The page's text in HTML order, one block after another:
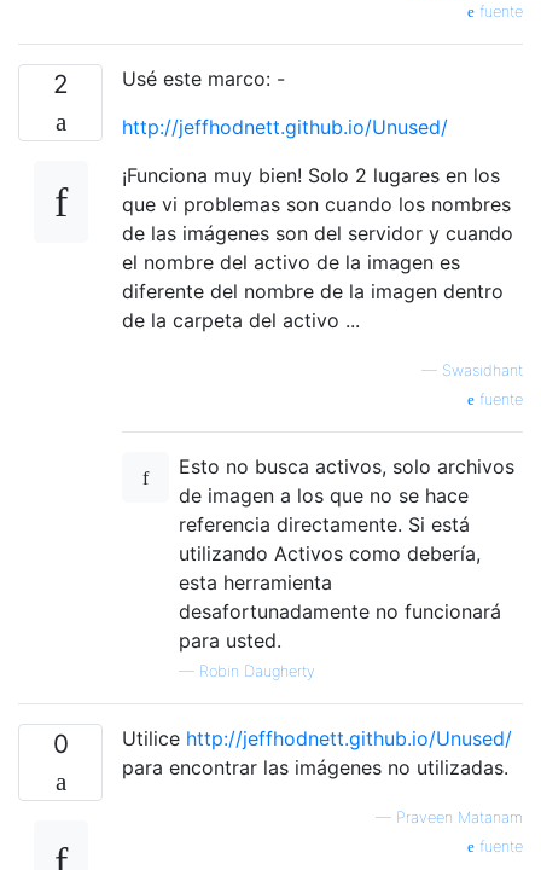
fuente
2
Usé este marco: -
http://jeffhodnett.github.io/Unused/
¡Funciona muy bien! Solo 2 lugares en los
que vi problemas son cuando los nombres
de las imágenes son del servidor y cuando
el nombre del activo de la imagen es
diferente del nombre de la imagen dentro
de la carpeta del activo ...
— Swasidhant
fuente
Esto no busca activos, solo archivos
de imagen a los que no se hace
referencia directamente. Si está
utilizando Activos como debería,
esta herramienta
desafortunadamente no funcionará
para usted.
— Robin Daugherty
0 Utilice http://jeffhodnett.github.io/Unused/
para encontrar las imágenes no utilizadas.
— Praveen Matanam
fuente